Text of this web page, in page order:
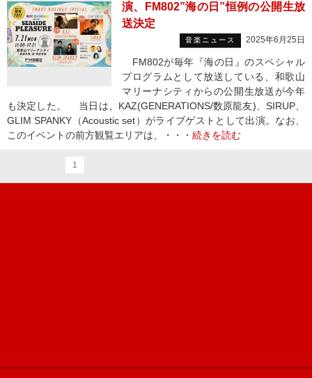
演、FM802”海の日”恒例の公開生放
送決定
音楽ニュース 2025年6月25日
FM802が毎年『海の日』のスペシャル
プログラムとして放送している、和歌山
マリーナシティからの公開生放送が今年
も決定した。 当日は、KAZ(GENERATIONS/数原龍友)、SIRUP、
GLIM SPANKY（Acoustic set）がライブゲストとして出演。なお、
このイベントの前方観覧エリアは、・・・ 続きを読む
1